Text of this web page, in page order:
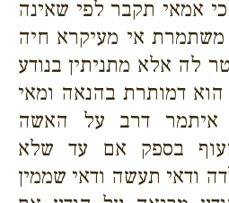
אמאי תקבר לפי שאינה
אי מעיקרא חיה
לה אלא מתניתין בנודע
הוא דמותרת בהנאה ומאי
איתמר דרב על האשה
בספק אם עד שלא
ודאי תעשה ודאי שממין